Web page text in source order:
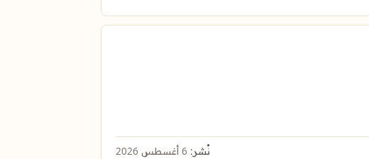
نُشر: